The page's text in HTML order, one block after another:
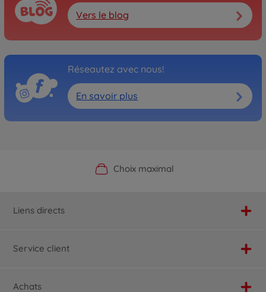
Vers le blog
Réseautez avec nous!
En savoir plus
Boutique officielle du fabricant
Choix maximal
Service personnalisé
Livraison rapide
Liens directs
Service client
Achats